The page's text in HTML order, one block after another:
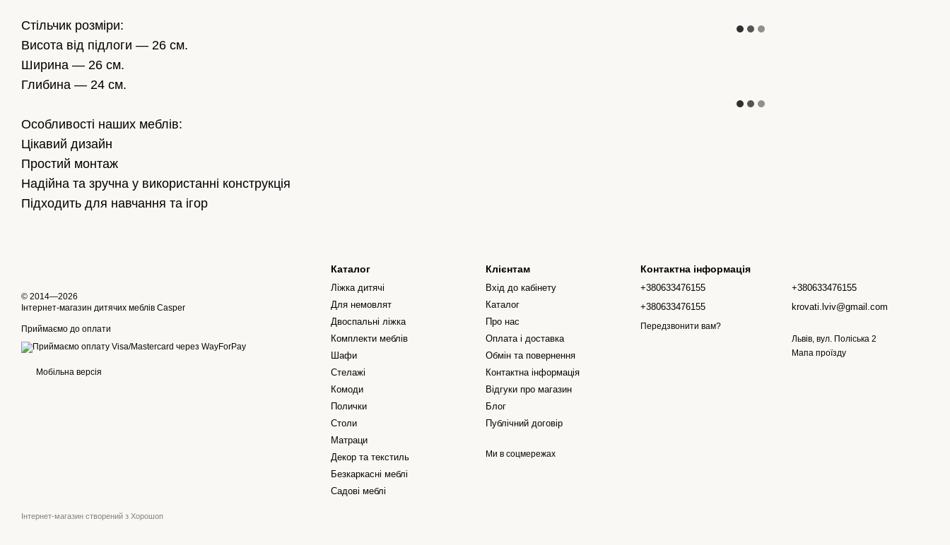
Стільчик розміри:
Висота від підлоги — 26 см.
Ширина — 26 см.
Глибина — 24 см.
Особливості наших меблів:
Цікавий дизайн
Простий монтаж
Надійна та зручна у використанні конструкція
Підходить для навчання та ігор
© 2014—2026
Інтернет-магазин дитячих меблів Casper
Приймаємо до оплати
Мобільна версія
Інтернет-магазин створений з Хорошоп
Каталог
Ліжка дитячі
Для немовлят
Двоспальні ліжка
Комплекти меблів
Шафи
Стелажі
Комоди
Полички
Столи
Матраци
Декор та текстиль
Безкаркасні меблі
Садові меблі
Клієнтам
Вхід до кабінету
Каталог
Про нас
Оплата і доставка
Обмін та повернення
Контактна інформація
Відгуки про магазин
Блог
Публічний договір
Ми в соцмережах
Контактна інформація
+380633476155
+380633476155
Передзвонити вам?
+380633476155
krovati.lviv@gmail.com
Львів, вул. Поліська 2
Мапа проїзду